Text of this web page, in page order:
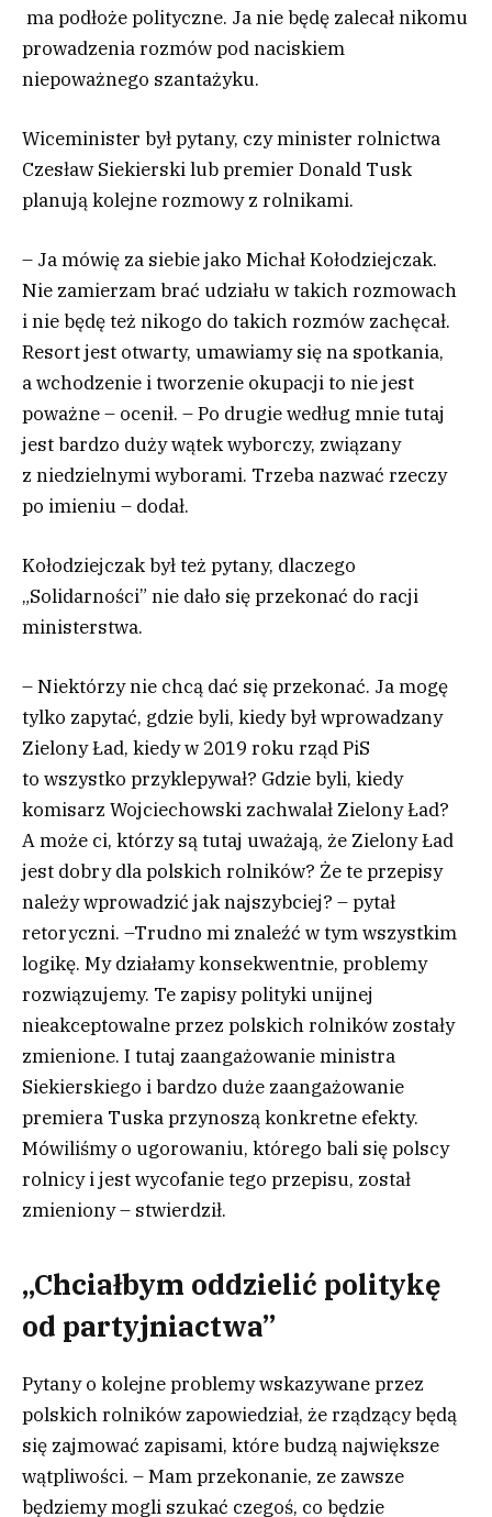
ma podłoże polityczne. Ja nie będę zalecał nikomu
prowadzenia rozmów pod naciskiem
niepoważnego szantażyku.
Wiceminister był pytany, czy minister rolnictwa
Czesław Siekierski lub premier Donald Tusk
planują kolejne rozmowy z rolnikami.
– Ja mówię za siebie jako Michał Kołodziejczak.
Nie zamierzam brać udziału w takich rozmowach
i nie będę też nikogo do takich rozmów zachęcał.
Resort jest otwarty, umawiamy się na spotkania,
a wchodzenie i tworzenie okupacji to nie jest
poważne – ocenił. – Po drugie według mnie tutaj
jest bardzo duży wątek wyborczy, związany
z niedzielnymi wyborami. Trzeba nazwać rzeczy
po imieniu – dodał.
Kołodziejczak był też pytany, dlaczego
„Solidarności” nie dało się przekonać do racji
ministerstwa.
– Niektórzy nie chcą dać się przekonać. Ja mogę
tylko zapytać, gdzie byli, kiedy był wprowadzany
Zielony Ład, kiedy w 2019 roku rząd PiS
to wszystko przyklepywał? Gdzie byli, kiedy
komisarz Wojciechowski zachwalał Zielony Ład?
A może ci, którzy są tutaj uważają, że Zielony Ład
jest dobry dla polskich rolników? Że te przepisy
należy wprowadzić jak najszybciej? – pytał
retoryczni. –Trudno mi znaleźć w tym wszystkim
logikę. My działamy konsekwentnie, problemy
rozwiązujemy. Te zapisy polityki unijnej
nieakceptowalne przez polskich rolników zostały
zmienione. I tutaj zaangażowanie ministra
Siekierskiego i bardzo duże zaangażowanie
premiera Tuska przynoszą konkretne efekty.
Mówiliśmy o ugorowaniu, którego bali się polscy
rolnicy i jest wycofanie tego przepisu, został
zmieniony – stwierdził.
„Chciałbym oddzielić politykę
od partyjniactwa”
Pytany o kolejne problemy wskazywane przez
polskich rolników zapowiedział, że rządzący będą
się zajmować zapisami, które budzą największe
wątpliwości. – Mam przekonanie, ze zawsze
będziemy mogli szukać czegoś, co będzie